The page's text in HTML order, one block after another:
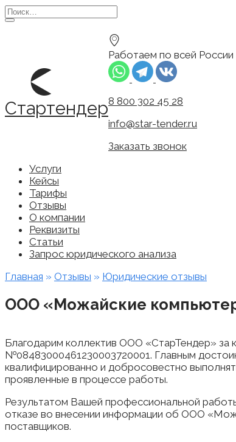
Перейти
к
Search
for:
Стартендер
Работаем по всей России
8 800 302 45 28
info@star-tender.ru
Заказать звонок
Услуги
Кейсы
Тарифы
Отзывы
О компании
Реквизиты
Статьи
Запрос юридического анализа
Главная » Отзывы » Юридические отзывы
ООО «Можайские
Благодарим коллектив ООО «СтарТендер» за
№08483000461230003720001. Главным
квалифицированно и добросовестно
проявленные в процессе работы.
Результатом Вашей профессиональной
отказе во внесении информации об ООО
поставщиков.